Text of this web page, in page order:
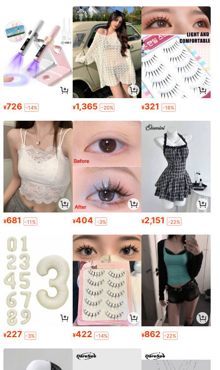
¥726 -14% ¥1,365 -20% ¥321 -16%
¥681 -11% ¥404 -3% ¥2,151 -22%
¥227 -3% ¥422 -14% ¥862 -22%